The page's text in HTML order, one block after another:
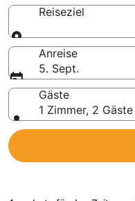
Reiseziel
Reiseziel
Anreise
5. Sept.
Gäste
1 Zimmer, 2 Gäste